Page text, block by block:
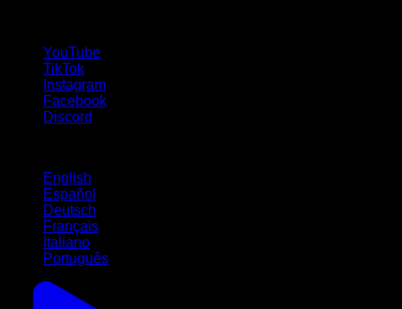
YouTube
TikTok
Instagram
Facebook
Discord
English
Español
Deutsch
Français
Italiano
Português